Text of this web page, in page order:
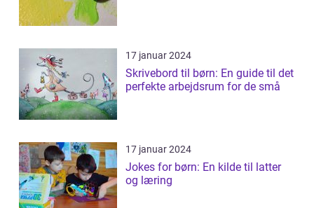
17 januar 2024
Skrivebord til børn: En guide til det
perfekte arbejdsrum for de små
17 januar 2024
Jokes for børn: En kilde til latter
og læring